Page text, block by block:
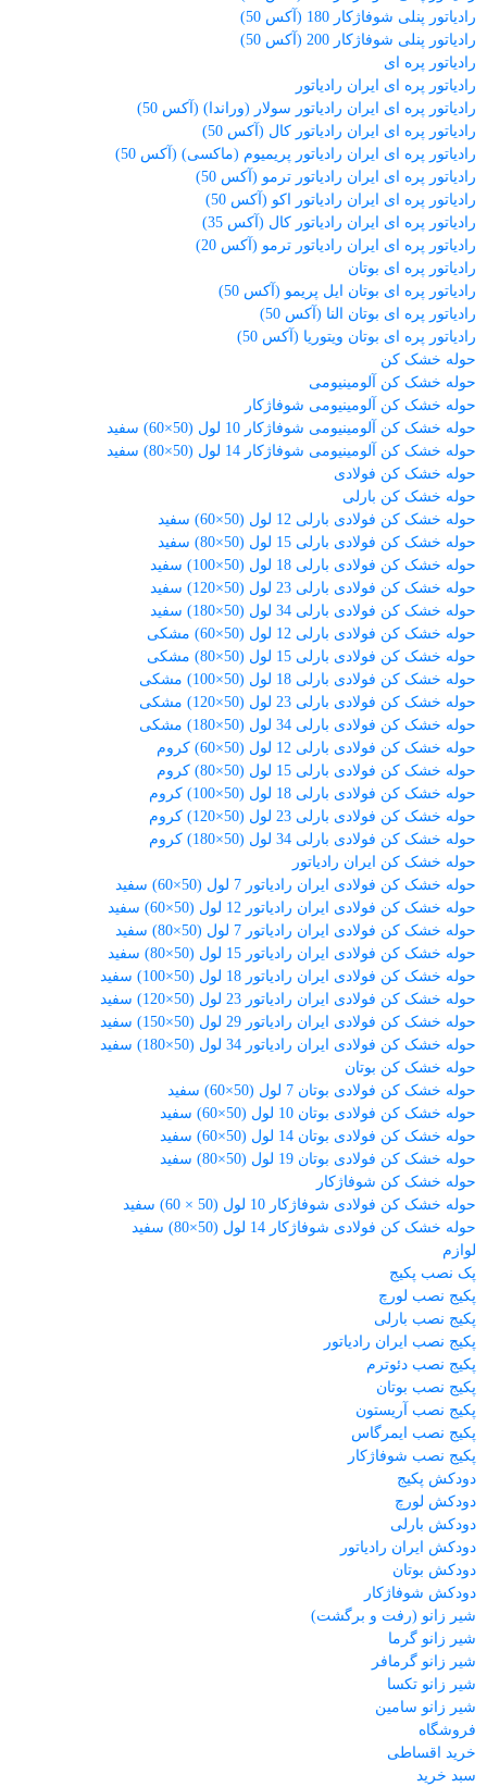
رادیاتور پنلی شوفاژکار 180 (آکس 50)
رادیاتور پنلی شوفاژکار 200 (آکس 50)
رادیاتور پره ای
رادیاتور پره ای ایران رادیاتور
رادیاتور پره ای ایران رادیاتور سولار (وراندا) (آکس 50)
رادیاتور پره ای ایران رادیاتور کال (آکس 50)
رادیاتور پره ای ایران رادیاتور پریمیوم (ماکسی) (آکس 50)
رادیاتور پره ای ایران رادیاتور ترمو (آکس 50)
رادیاتور پره ای ایران رادیاتور اکو (آکس 50)
رادیاتور پره ای ایران رادیاتور کال (آکس 35)
رادیاتور پره ای ایران رادیاتور ترمو (آکس 20)
رادیاتور پره ای بوتان
رادیاتور پره ای بوتان ایل پریمو (آکس 50)
رادیاتور پره ای بوتان النا (آکس 50)
رادیاتور پره ای بوتان ویتوریا (آکس 50)
حوله خشک کن
حوله خشک کن آلومینیومی
حوله خشک کن آلومینیومی شوفاژکار
حوله خشک کن آلومینیومی شوفاژکار 10 لول (50×60) سفید
حوله خشک کن آلومینیومی شوفاژکار 14 لول (50×80) سفید
حوله خشک کن فولادی
حوله خشک کن بارلی
حوله خشک کن فولادی بارلی 12 لول (50×60) سفید
حوله خشک کن فولادی بارلی 15 لول (50×80) سفید
حوله خشک کن فولادی بارلی 18 لول (50×100) سفید
حوله خشک کن فولادی بارلی 23 لول (50×120) سفید
حوله خشک کن فولادی بارلی 34 لول (50×180) سفید
حوله خشک کن فولادی بارلی 12 لول (50×60) مشکی
حوله خشک کن فولادی بارلی 15 لول (50×80) مشکی
حوله خشک کن فولادی بارلی 18 لول (50×100) مشکی
حوله خشک کن فولادی بارلی 23 لول (50×120) مشکی
حوله خشک کن فولادی بارلی 34 لول (50×180) مشکی
حوله خشک کن فولادی بارلی 12 لول (50×60) کروم
حوله خشک کن فولادی بارلی 15 لول (50×80) کروم
حوله خشک کن فولادی بارلی 18 لول (50×100) کروم
حوله خشک کن فولادی بارلی 23 لول (50×120) کروم
حوله خشک کن فولادی بارلی 34 لول (50×180) کروم
حوله خشک کن ایران رادیاتور
حوله خشک کن فولادی ایران رادیاتور 7 لول (50×60) سفید
حوله خشک کن فولادی ایران رادیاتور 12 لول (50×60) سفید
حوله خشک کن فولادی ایران رادیاتور 7 لول (50×80) سفید
حوله خشک کن فولادی ایران رادیاتور 15 لول (50×80) سفید
حوله خشک کن فولادی ایران رادیاتور 18 لول (50×100) سفید
حوله خشک کن فولادی ایران رادیاتور 23 لول (50×120) سفید
حوله خشک کن فولادی ایران رادیاتور 29 لول (50×150) سفید
حوله خشک کن فولادی ایران رادیاتور 34 لول (50×180) سفید
حوله خشک کن بوتان
حوله خشک کن فولادی بوتان 7 لول (50×60) سفید
حوله خشک کن فولادی بوتان 10 لول (50×60) سفید
حوله خشک کن فولادی بوتان 14 لول (50×60) سفید
حوله خشک کن فولادی بوتان 19 لول (50×80) سفید
حوله خشک کن شوفاژکار
حوله خشک کن فولادی شوفاژکار 10 لول (50 × 60) سفید
حوله خشک کن فولادی شوفاژکار 14 لول (50×80) سفید
لوازم
پک نصب پکیج
پکیج نصب لورچ
پکیج نصب بارلی
پکیج نصب ایران رادیاتور
پکیج نصب دئوترم
پکیج نصب بوتان
پکیج نصب آریستون
پکیج نصب ایمرگاس
پکیج نصب شوفاژکار
دودکش پکیج
دودکش لورچ
دودکش بارلی
دودکش ایران رادیاتور
دودکش بوتان
دودکش شوفاژکار
شیر زانو (رفت و برگشت)
شیر زانو گرما
شیر زانو گرمافر
شیر زانو تکسا
شیر زانو سامین
فروشگاه
خرید اقساطی
سبد خرید